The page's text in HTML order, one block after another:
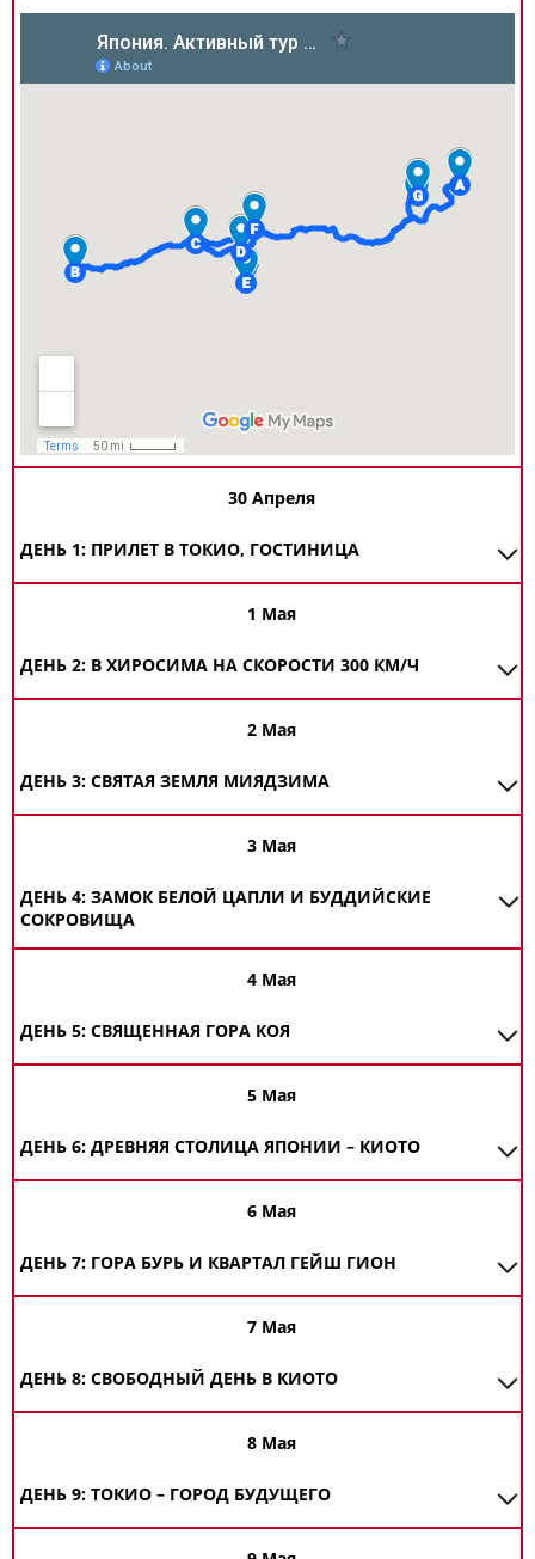
30 Апреля
ДЕНЬ 1: ПРИЛЕТ В ТОКИО, ГОСТИНИЦА
1 Мая
ДЕНЬ 2: В ХИРОСИМА НА СКОРОСТИ 300 КМ/Ч
2 Мая
ДЕНЬ 3: СВЯТАЯ ЗЕМЛЯ МИЯДЗИМА
3 Мая
ДЕНЬ 4: ЗАМОК БЕЛОЙ ЦАПЛИ И БУДДИЙСКИЕ
СОКРОВИЩА
4 Мая
ДЕНЬ 5: СВЯЩЕННАЯ ГОРА КОЯ
5 Мая
ДЕНЬ 6: ДРЕВНЯЯ СТОЛИЦА ЯПОНИИ – КИОТО
6 Мая
ДЕНЬ 7: ГОРА БУРЬ И КВАРТАЛ ГЕЙШ ГИОН
7 Мая
ДЕНЬ 8: СВОБОДНЫЙ ДЕНЬ В КИОТО
8 Мая
ДЕНЬ 9: ТОКИО – ГОРОД БУДУЩЕГО